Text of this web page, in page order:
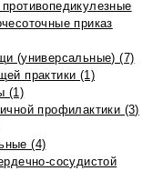
приказ
(универсальные) (7)
практики (1)
(1)
профилактики (3)
(4)
сосудистой